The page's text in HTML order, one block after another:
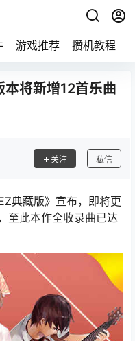
游戏推荐 攒机教程
本将新增12首乐曲
关注 私信
典藏版》宣布，即将更
至此本作全收录曲已达